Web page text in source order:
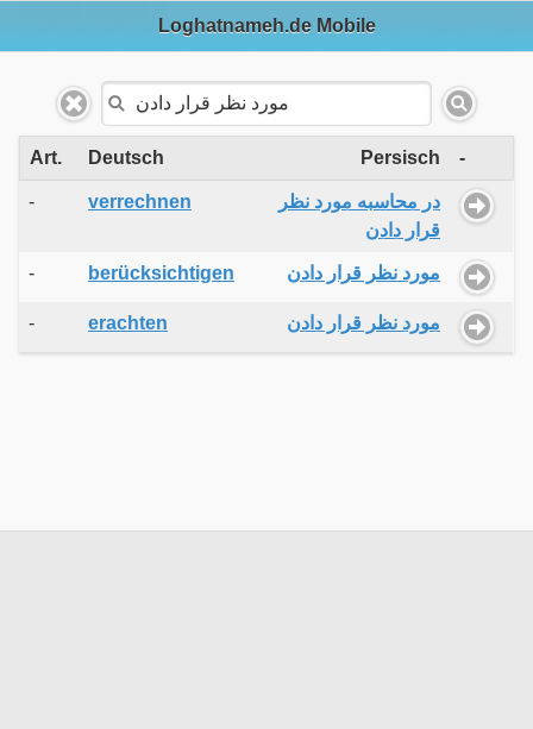
Loghatnameh.de Mobile
Art. Deutsch Persisch -
- verrechnen
در محاسبه مورد نظر
قرار دادن
- berücksichtigen مورد نظر قرار دادن
- erachten مورد نظر قرار دادن